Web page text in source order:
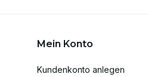
Mein Konto
Kundenkonto anlegen